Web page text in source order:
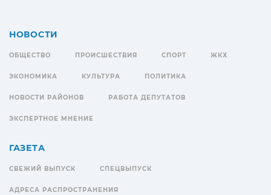
НОВОСТИ
ОБЩЕСТВО ПРОИСШЕСТВИЯ СПОРТ ЖКХ
ЭКОНОМИКА КУЛЬТУРА ПОЛИТИКА
НОВОСТИ РАЙОНОВ РАБОТА ДЕПУТАТОВ
ЭКСПЕРТНОЕ МНЕНИЕ
ГАЗЕТА
СВЕЖИЙ ВЫПУСК СПЕЦВЫПУСК
АДРЕСА РАСПРОСТРАНЕНИЯ